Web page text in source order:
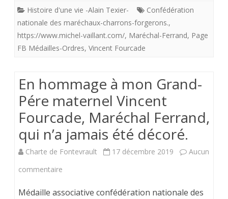
maternel
Vincent
Fourcade,
n'a
jamais
été
Histoire d'une vie -Alain Texier-
Confédération
nationale des maréchaux-charrons-forgerons.,
https://www.michel-vaillant.com/, Maréchal-Ferrand, Page
FB Médailles-Ordres, Vincent Fourcade
En hommage à mon Grand-
Pére maternel Vincent
Fourcade, Maréchal Ferrand,
qui n’a jamais été décoré.
Charte de Fontevrault 17 décembre 2019
Aucun
commentaire
Médaille associative confédération nationale des